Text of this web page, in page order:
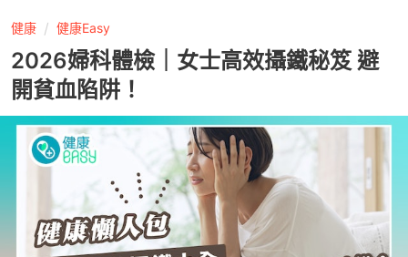
健康 健康Easy
2026婦科體檢｜女士高效攝鐵秘笈 避
開貧血陷阱！